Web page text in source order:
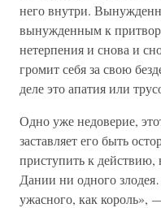
него внутри.
вынужденным к
нетерпения и снова и
громит себя за свою
деле это апатия или
Одно уже недоверие,
заставляет его быть
приступить к действию,
Дании ни одного
ужасного, как